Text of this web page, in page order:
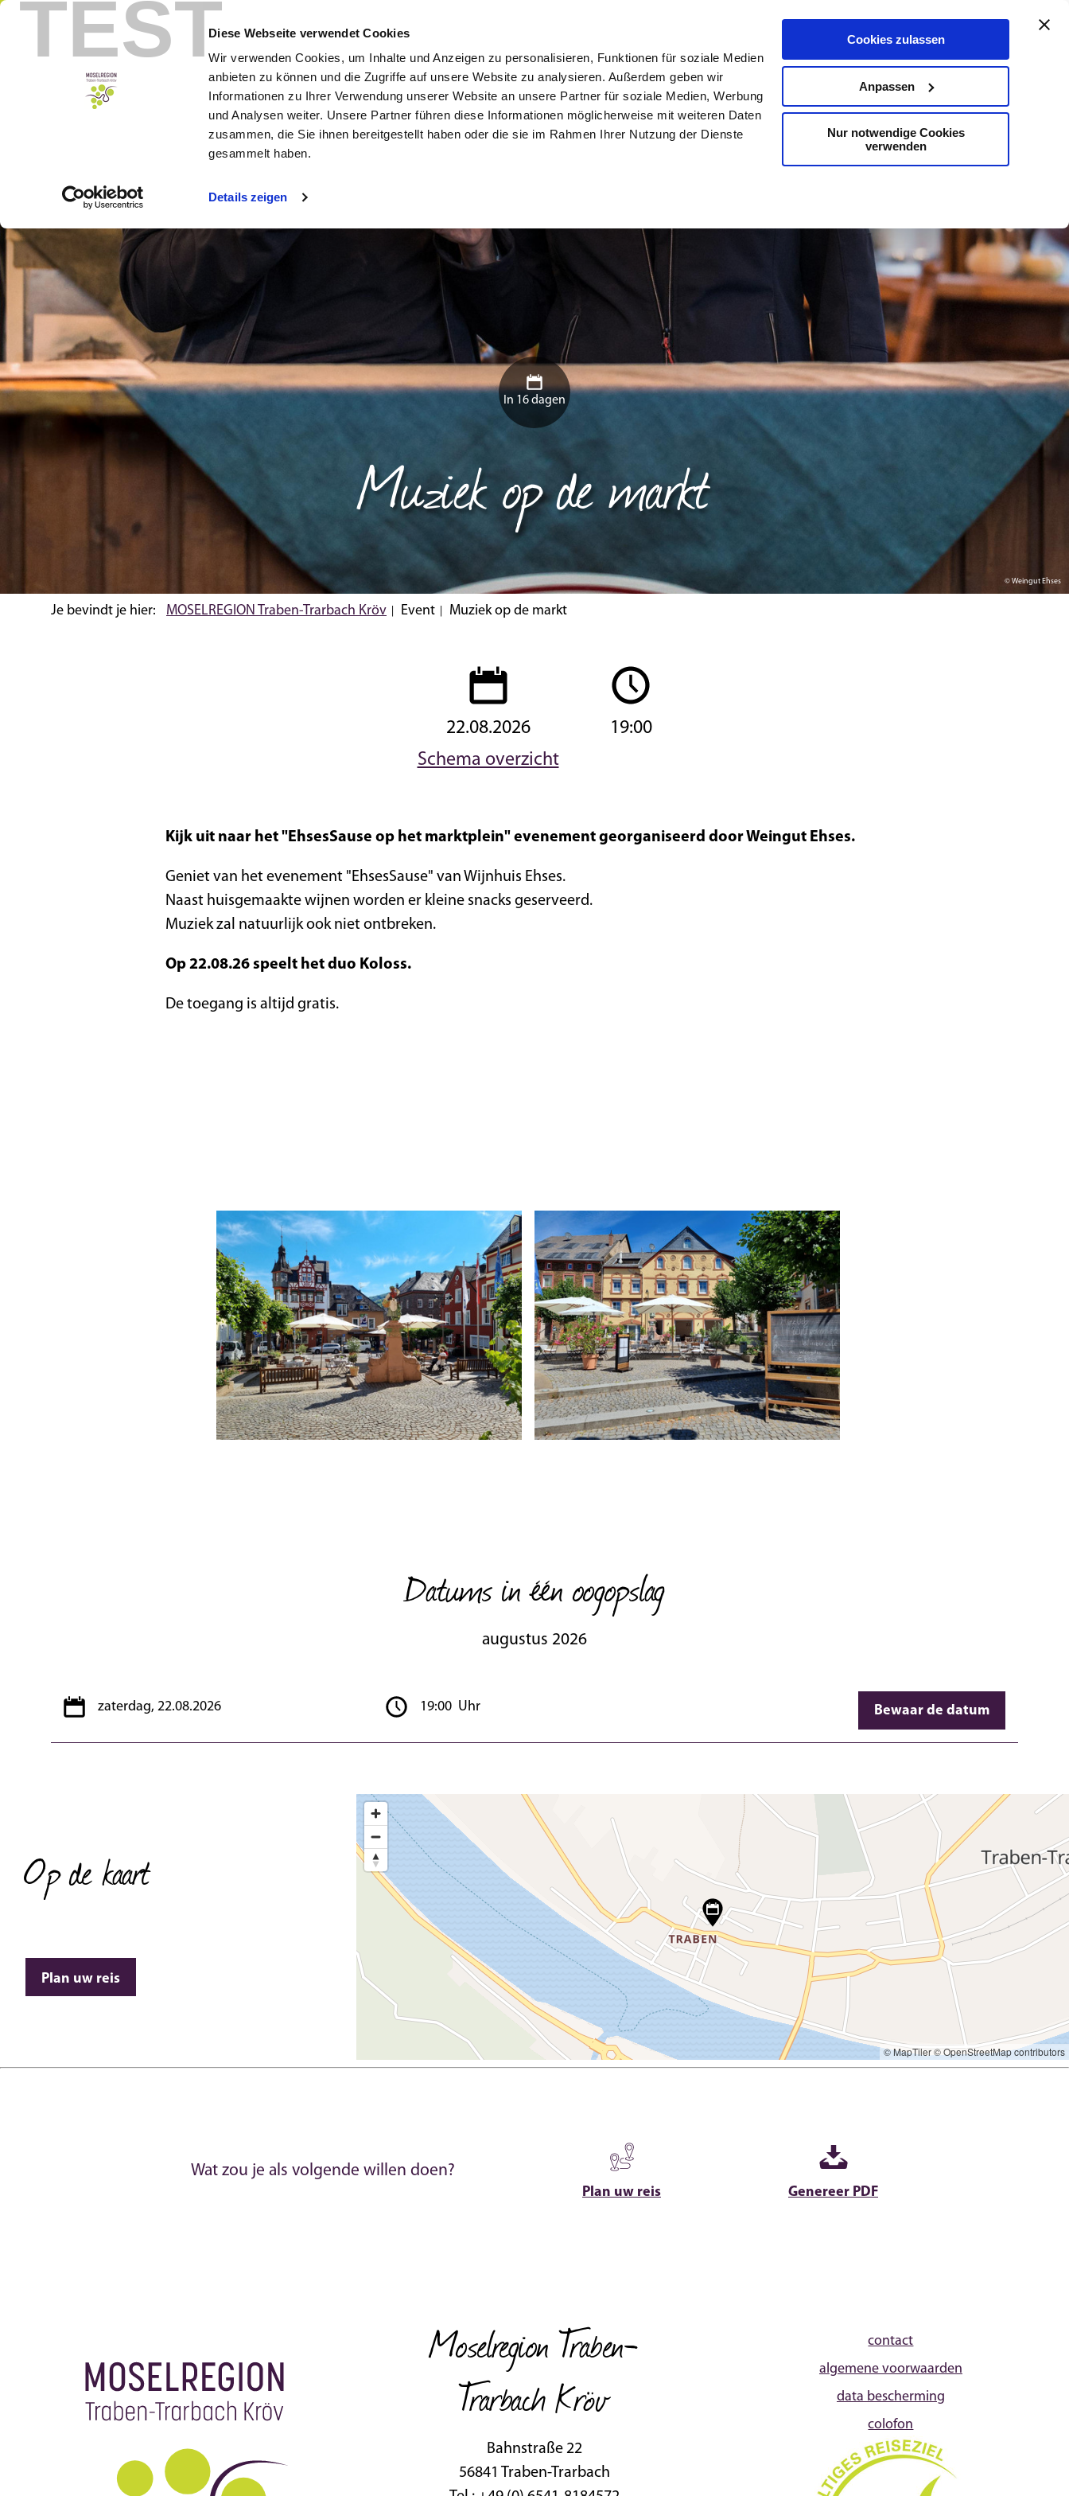
TESTDiese Webseite verwendet Cookies
Wir verwenden Cookies, um Inhalte und Anzeigen zu personalisieren, Funktionen für soziale Medien
anbieten zu können und die Zugriffe auf unsere Website zu analysieren. Außerdem geben wir
Informationen zu Ihrer Verwendung unserer Website an unsere Partner für soziale Medien, Werbung
und Analysen weiter. Unsere Partner führen diese Informationen möglicherweise mit weiteren Daten
zusammen, die Sie ihnen bereitgestellt haben oder die sie im Rahmen Ihrer Nutzung der Dienste
gesammelt haben.
Details zeigen
Cookies zulassen
Anpassen
Nur notwendige Cookies
verwenden
Menu Contact Zoeken De En
© Weingut Ehses
In 16 dagen
Muziek op de markt
Je bevindt je hier: MOSELREGION Traben-Trarbach Kröv Event Muziek op de markt
22.08.2026
Schema overzicht
19:00
Kijk uit naar het "EhsesSause op het marktplein" evenement georganiseerd door Weingut Ehses.
Geniet van het evenement "EhsesSause" van Wijnhuis Ehses.
Naast huisgemaakte wijnen worden er kleine snacks geserveerd.
Muziek zal natuurlijk ook niet ontbreken.
Op 22.08.26 speelt het duo Koloss.
De toegang is altijd gratis.
Datums in één oogopslag
augustus 2026
zaterdag, 22.08.2026 19:00 Uhr Bewaar de datum
Op de kaart
Plan uw reis
© MapTiler© OpenStreetMap contributors
Wat zou je als volgende willen doen?
Plan uw reis Genereer PDF
Moselregion Traben-
Trarbach Kröv
Bahnstraße 22
56841 Traben-Trarbach
contact
algemene voorwaarden
data bescherming
colofon